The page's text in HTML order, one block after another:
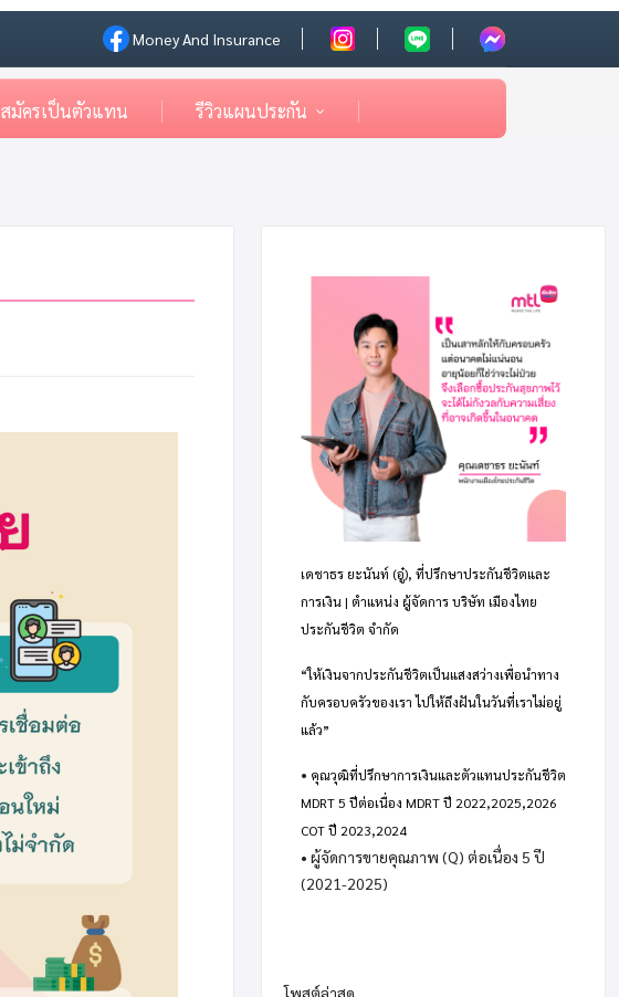
Money And Insurance
สมัครเป็นตัวแทน รีวิวแผนประกัน
เดชาธร ยะนันท์ (อู๋), ที่ปรึกษาประกันชีวิตและ
การเงิน | ตำแหน่ง ผู้จัดการ บริษัท เมืองไทย
ประกันชีวิต จำกัด
“ให้เงินจากประกันชีวิตเป็นแสงสว่างเพื่อนำทาง
กับครอบครัวของเรา ไปให้ถึงฝันในวันที่เราไม่อยู่
แล้ว”
• คุณวุฒิที่ปรึกษาการเงินและตัวแทนประกันชีวิต
MDRT 5 ปีต่อเนื่อง MDRT ปี 2022,2025,2026
COT ปี 2023,2024
• ผู้จัดการขายคุณภาพ (Q) ต่อเนื่อง 5 ปี
(2021-2025)
โพสต์ล่าสุด